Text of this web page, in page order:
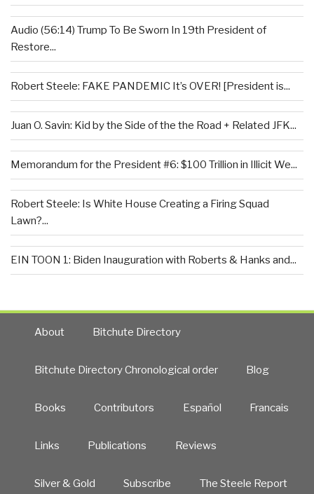
Audio (56:14) Trump To Be Sworn In 19th President of
Restore...
Robert Steele: FAKE PANDEMIC It’s OVER! [President is...
Juan O. Savin: Kid by the Side of the the Road + Related JFK...
Memorandum for the President #6: $100 Trillion in Illicit We...
Robert Steele: Is White House Creating a Firing Squad
Lawn?...
EIN TOON 1: Biden Inauguration with Roberts & Hanks and...
About Bitchute Directory
Bitchute Directory Chronological order Blog
Books Contributors Español Francais
Links Publications Reviews
Silver & Gold Subscribe The Steele Report